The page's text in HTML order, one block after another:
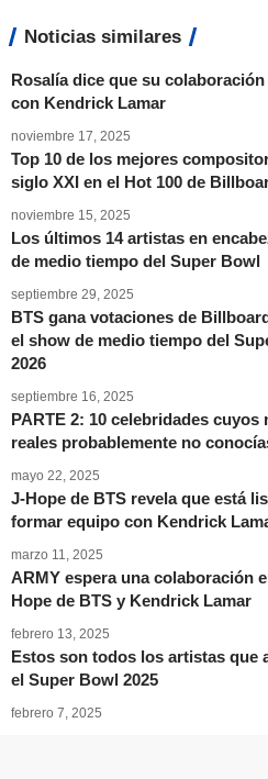
Noticias similares
Rosalía dice que su
con Kendrick Lamar
noviembre 17, 2025
Top 10 de los mejores
siglo XXI en el Hot 100 de
noviembre 15, 2025
Los últimos 14 artistas en
de medio tiempo del Super Bowl
septiembre 29, 2025
BTS gana votaciones de
el show de medio tiempo del
2026
septiembre 16, 2025
PARTE 2: 10 celebridades cuyos
reales probablemente no
mayo 22, 2025
J-Hope de BTS revela que está
formar equipo con Kendrick
marzo 11, 2025
ARMY espera una colaboración
Hope de BTS y Kendrick Lamar
febrero 13, 2025
Estos son todos los artistas que
el Super Bowl 2025
febrero 7, 2025